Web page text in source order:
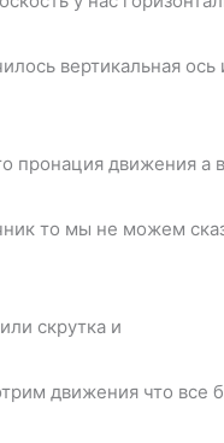
вертикальная
пронация движения а
то мы не можем
скрутка и
движения что все